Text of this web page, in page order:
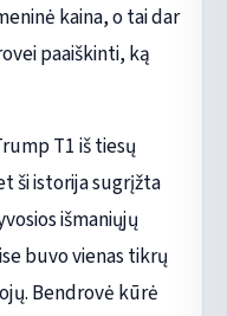
kaina, o tai dar
paaiškinti, ką
T1 iš tiesų
ši istorija sugrįžta
išmaniųjų
buvo vienas tikrų
Bendrovė kūrė